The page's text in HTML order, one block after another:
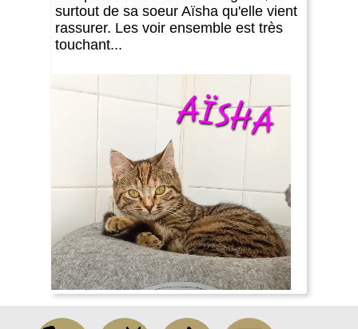
surtout de sa soeur Aïsha qu'elle vient
rassurer. Les voir ensemble est très
touchant...